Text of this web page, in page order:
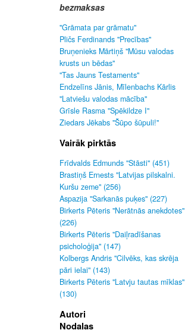
bezmaksas
"Grāmata par grāmatu"
Pličs Ferdinands "Precības"
Bruņenieks Mārtiņš "Mūsu valodas
krusts un bēdas"
"Tas Jauns Testaments"
Endzelīns Jānis, Mīlenbachs Kārlis
"Latviešu valodas mācība"
Grīsle Rasma "Spēkildze I"
Ziedars Jēkabs "Šūpo šūpuli!"
Vairāk pirktās
Frīdvalds Edmunds "Stāsti" (451)
Brastiņš Ernests "Latvijas pilskalni.
Kuršu zeme" (256)
Aspazija "Sarkanās puķes" (227)
Birkerts Pēteris "Nerātnās anekdotes"
(226)
Birkerts Pēteris "Daiļradīšanas
psicholoģija" (147)
Kolbergs Andris "Cilvēks, kas skrēja
pāri ielai" (143)
Birkerts Pēteris "Latvju tautas mīklas"
(130)
Autori
Nodaļas